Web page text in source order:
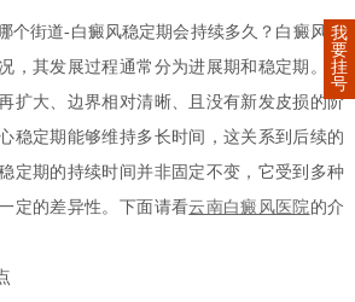
个街道-白癜风稳定期会持续多久？白癜风是
，其发展过程通常分为进展期和稳定期。稳
扩大、边界相对清晰、且没有新发皮损的阶
稳定期能够维持多长时间，这关系到后续的
定期的持续时间并非固定不变，它受到多种
定的差异性。下面请看云南白癜风医院的介
我
要
挂
号